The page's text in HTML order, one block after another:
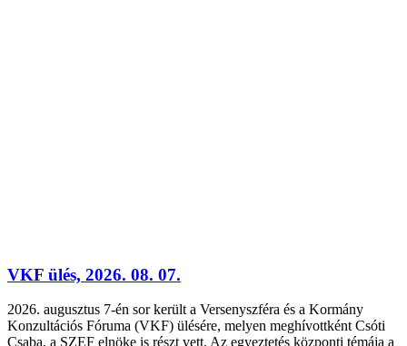
VKF ülés, 2026. 08. 07.
2026. augusztus 7-én sor került a Versenyszféra és a Kormány
Konzultációs Fóruma (VKF) ülésére, melyen meghívottként Csóti
Csaba, a SZEF elnöke is részt vett. Az egyeztetés központi témája a